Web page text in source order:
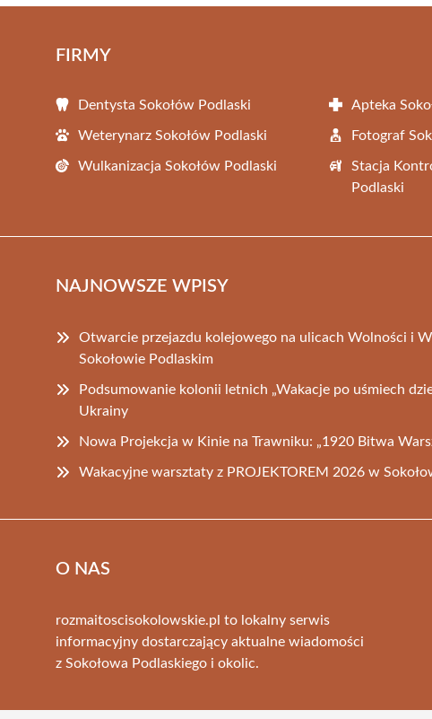
FIRMY
Dentysta Sokołów Podlaski Apteka
Weterynarz Sokołów Podlaski Fotograf
Wulkanizacja Sokołów Podlaski
Stacja
Podlaski
NAJNOWSZE WPISY
Otwarcie przejazdu kolejowego na ulicach Wolności i
Sokołowie Podlaskim
Podsumowanie kolonii letnich „Wakacje po uśmiech
Ukrainy
Nowa Projekcja w Kinie na Trawniku: „1920 Bitwa
Wakacyjne warsztaty z PROJEKTOREM 2026 w
O NAS
rozmaitoscisokolowskie.pl to lokalny serwis
informacyjny dostarczający aktualne wiadomości
z Sokołowa Podlaskiego i okolic.